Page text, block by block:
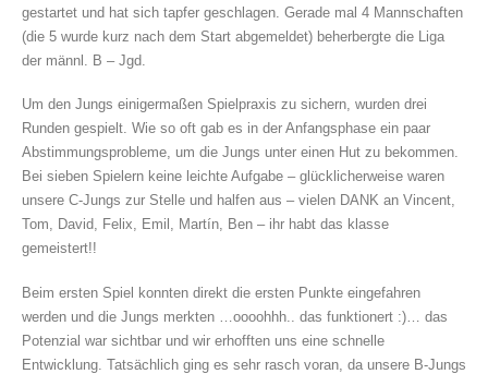
gestartet und hat sich tapfer geschlagen. Gerade mal 4 Mannschaften
(die 5 wurde kurz nach dem Start abgemeldet) beherbergte die Liga
der männl. B – Jgd.
Um den Jungs einigermaßen Spielpraxis zu sichern, wurden drei
Runden gespielt. Wie so oft gab es in der Anfangsphase ein paar
Abstimmungsprobleme, um die Jungs unter einen Hut zu bekommen.
Bei sieben Spielern keine leichte Aufgabe – glücklicherweise waren
unsere C-Jungs zur Stelle und halfen aus – vielen DANK an Vincent,
Tom, David, Felix, Emil, Martín, Ben – ihr habt das klasse
gemeistert!!
Beim ersten Spiel konnten direkt die ersten Punkte eingefahren
werden und die Jungs merkten …oooohhh.. das funktionert :)… das
Potenzial war sichtbar und wir erhofften uns eine schnelle
Entwicklung. Tatsächlich ging es sehr rasch voran, da unsere B-Jungs